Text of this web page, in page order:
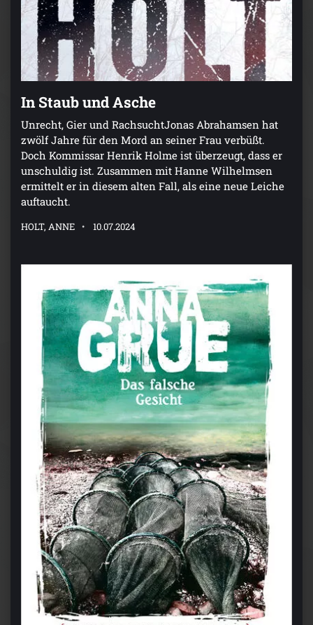
In Staub und Asche
Unrecht, Gier und RachsuchtJonas Abrahamsen hat
zwölf Jahre für den Mord an seiner Frau verbüßt.
Doch Kommissar Henrik Holme ist überzeugt, dass er
unschuldig ist. Zusammen mit Hanne Wilhelmsen
ermittelt er in diesem alten Fall, als eine neue Leiche
auftaucht.
HOLT, ANNE 10.07.2024